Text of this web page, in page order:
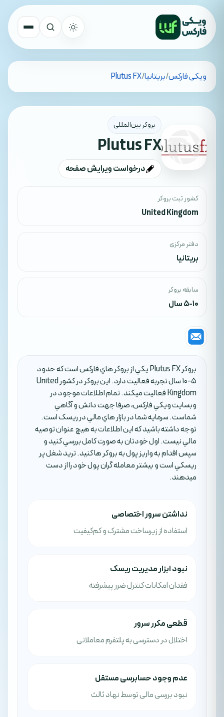
تمام کشورهاویکی فارکس/بریتانیا/
Plutus FX
بروکر بین‌المللی
Plutus FX
درخواست ویرایش صفحه
کشور ثبت بروکر
United Kingdom
دفتر مرکزی
بریتانیا
سابقه بروکر
5-10 سال
بروکر Plutus FX يکي از بروکر هاي فارکس است که حدود
5-10 سال تجربه فعاليت دارد. اين بروکر در کشور United
Kingdom فعاليت ميکند. تمام اطلاعات موجود در
وبسايت ويکي فارکس، صرفا جهت دانش و آگاهي
شماست. سرمايه شما در بازار هاي مالي در ريسک است.
توجه داشته باشيد که اين اطلاعات به هيچ عنوان توصيه
مالي نيست. اول خودتان به صورت کامل بررسي کنيد و
سپس اقدام به واريز پول به بروکر ها کنيد. تريد شغل پر
ريسکي است و بيشتر معامله گران پول خود را از دست
ميدهند.
نداشتن سرور اختصاصی
استفاده از زیرساخت مشترک و کم‌کیفیت
نبود ابزار مدیریت ریسک
فقدان امکانات کنترل ضرر پیشرفته
قطعی مکرر سرور
اختلال در دسترسی به پلتفرم معاملاتی
عدم وجود حسابرسی مستقل
نبود بررسی مالی توسط نهاد ثالث